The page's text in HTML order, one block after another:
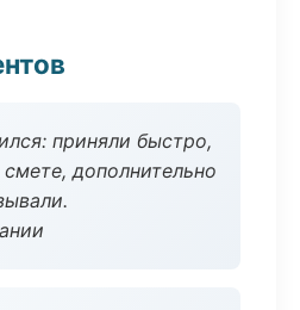
приняли быстро,
дополнительно